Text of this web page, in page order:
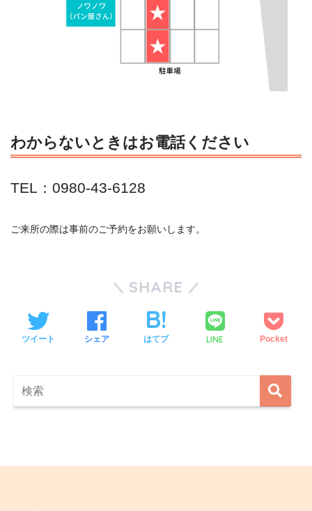
わからないときはお電話ください
TEL：0980-43-6128
ご来所の際は事前のご予約をお願いします。
SHARE
ツイート シェア はてブ LINE Pocket